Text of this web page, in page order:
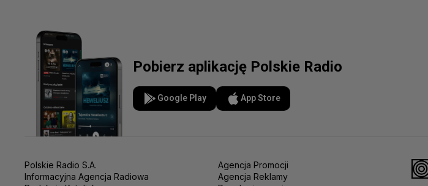
Pobierz aplikację Polskie Radio
Google Play App Store
Polskie Radio S.A.
Informacyjna Agencja Radiowa
Agencja Promocji
Agencja Reklamy